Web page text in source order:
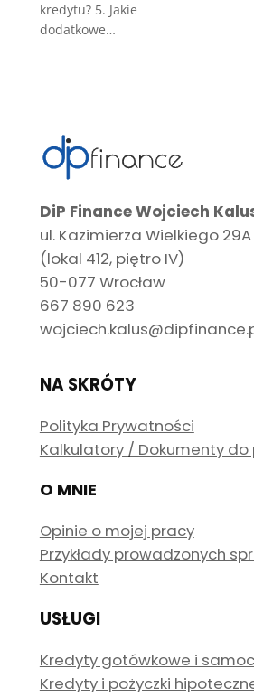
kredytu? 5. Jakie
dodatkowe…
DiP Finance Wojciech
ul. Kazimierza Wielkiego 29A
(lokal 412, piętro IV)
50-077 Wrocław
667 890 623
NA SKRÓTY
Polityka Prywatności
Kalkulatory / Dokumenty
O MNIE
Opinie o mojej pracy
Przykłady prowadzonych
Kontakt
USŁUGI
Kredyty gotówkowe i
Kredyty i pożyczki